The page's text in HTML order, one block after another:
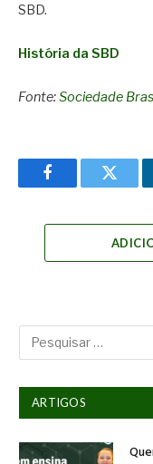
SBD.
História da SBD
Fonte:Sociedade
Facebook
ARTIGOS